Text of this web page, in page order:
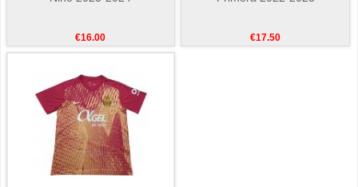
€16.00 €17.50